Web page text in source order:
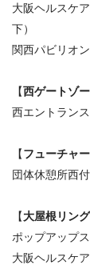
大阪ヘルスケ
下）
関西パビリオ
【西ゲートゾ
西エントラン
【フューチャ
団体休憩所西
【大屋根リン
ポップアップ
大阪ヘルスケ